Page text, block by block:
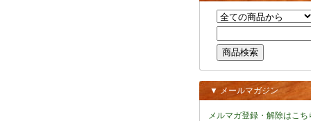
▼ メールマガジン
メルマガ登録・解除はこち